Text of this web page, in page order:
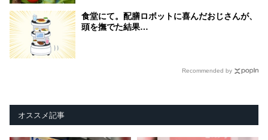
食堂にて。配膳ロボットに喜んだおじさんが、
頭を撫でた結果…
Recommended by
オススメ記事